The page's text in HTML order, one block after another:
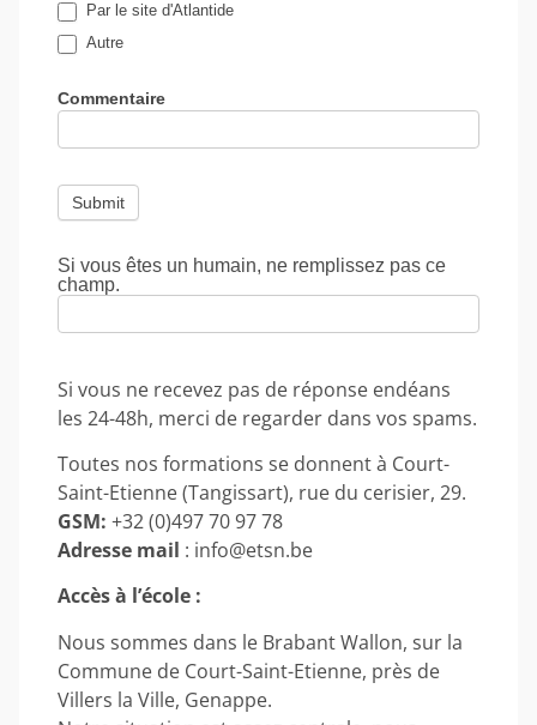
Par le site d'Atlantide
Autre
Commentaire
Submit
Si vous êtes un humain, ne remplissez pas ce
champ.
Si vous ne recevez pas de réponse endéans
les 24-48h, merci de regarder dans vos spams.
Toutes nos formations se donnent à Court-
Saint-Etienne (Tangissart), rue du cerisier, 29.
GSM: +32 (0)497 70 97 78
Adresse mail : info@etsn.be
Accès à l’école :
Nous sommes dans le Brabant Wallon, sur la
Commune de Court-Saint-Etienne, près de
Villers la Ville, Genappe.